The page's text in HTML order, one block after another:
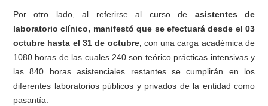
Por otro lado, al referirse al curso de asistentes de
laboratorio clínico, manifestó que se efectuará desde el 03
octubre hasta el 31 de octubre, con una carga académica de
1080 horas de las cuales 240 son teórico prácticas intensivas y
las 840 horas asistenciales restantes se cumplirán en los
diferentes laboratorios públicos y privados de la entidad como
pasantía.